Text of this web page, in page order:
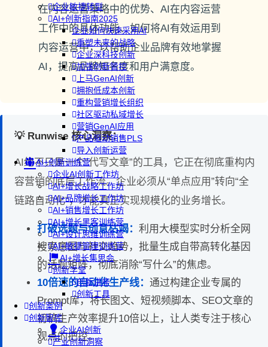
企业敏捷转型
AI+创新指南2025
企业如何快速采用AI
重塑未来的战略
企业深科技创新
加强创新管控
上马GenAI创新
拥抱低成本创新
重构营销增长组织
社区驱动私域增长
营销GenAI应用
产品驱动销售PLS
导入创新运营
AI+创新训练营
企业AI创新工作坊
AI+增长战略工作坊
AI+品牌增长工作坊
AI+销售增长工作坊
AI+增长黑客训练营
AI+设计思维训练营
AI+敏捷管理训练营
AI+增长集思会
创新学堂
创新讲座
创新工具
创新案例
创新智库
企业AI创新
产业创新洞察
在内容运营策略中的优势、AI在内容运营
工作中的具体功能、如何将AI有效运用到
内容运营中，以帮助企业品牌有效地掌握
AI，提高品牌知名度和用户满意度。
💡 Runwise 核心洞察：
AI绝不只是一个“代写文章”的工具，它正在彻底重构内
容营销的底层工作流。企业必须从“单点应用”转向“全
链路自动化”，才能真正实现规模化的业务增长。
打破选题与创意枯竭： 利用大模型实时分析全网
搜索意图与社交趋势，批量生成自带高转化基因
的话题矩阵，彻底消除“写什么”的焦虑。
10倍速的自动化生产线： 通过构建企业专属的
Prompt库，将长图文、短视频脚本、SEO文章的
初稿生产效率提升10倍以上，让人类专注于核心
观点的把控。